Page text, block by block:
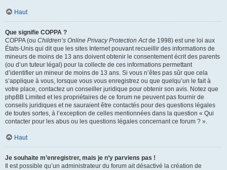
Haut
Que signifie COPPA ?
COPPA (ou Children’s Online Privacy Protection Actde 1998) est une loi aux
États-Unis qui dit que les sites Internet pouvant recueillir des informations de
mineurs de moins de 13 ans doivent obtenir le consentement écrit des parents
(ou d’un tuteur légal) pour la collecte de ces informations permettant
d’identifier un mineur de moins de 13 ans. Si vous n’êtes pas sûr que cela
s’applique à vous, lorsque vous vous enregistrez ou que quelqu’un le fait à
votre place, contactez un conseiller juridique pour obtenir son avis. Notez que
phpBB Limited et les propriétaires de ce forum ne peuvent pas fournir de
conseils juridiques et ne sauraient être contactés pour des questions légales
de toutes sortes, à l’exception de celles mentionnées dans la question « Qui
contacter pour les abus ou les questions légales concernant ce forum ? ».
Haut
Je souhaite m’enregistrer, mais je n’y parviens pas !
Il est possible qu’un administrateur du forum ait désactivé la création de